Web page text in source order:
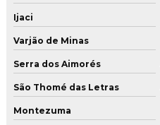
Ijaci
Varjão de Minas
Serra dos Aimorés
São Thomé das Letras
Montezuma